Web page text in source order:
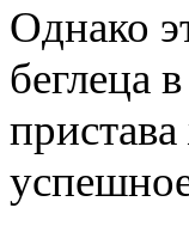
Однако
беглеца